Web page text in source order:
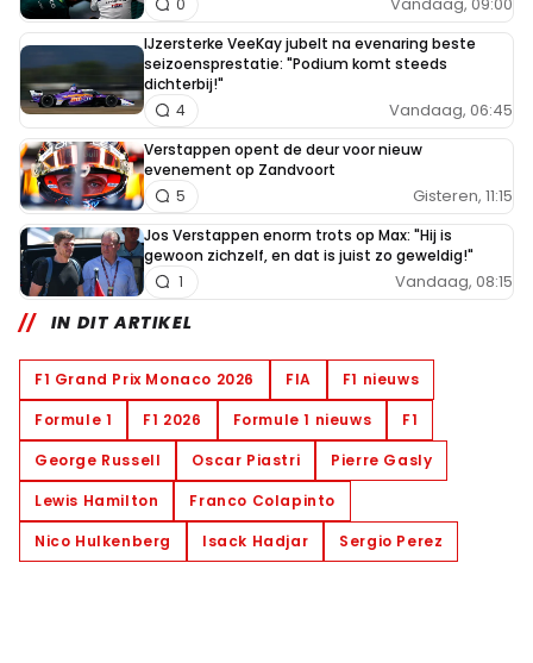
IJzersterke VeeKay jubelt na evenaring beste
seizoensprestatie: "Podium komt steeds
dichterbij!"
Vandaag, 06:45
4
Verstappen opent de deur voor nieuw
evenement op Zandvoort
Gisteren, 11:15
5
Jos Verstappen enorm trots op Max: "Hij is
gewoon zichzelf, en dat is juist zo geweldig!"
Vandaag, 08:15
1
IN DIT ARTIKEL
F1 Grand Prix Monaco 2026 FIA
F1 nieuws
Formule 1
F1 2026 Formule 1 nieuws
F1
George Russell
Oscar Piastri
Pierre Gasly
Lewis Hamilton
Franco Colapinto
Nico Hulkenberg
Isack Hadjar Sergio Perez